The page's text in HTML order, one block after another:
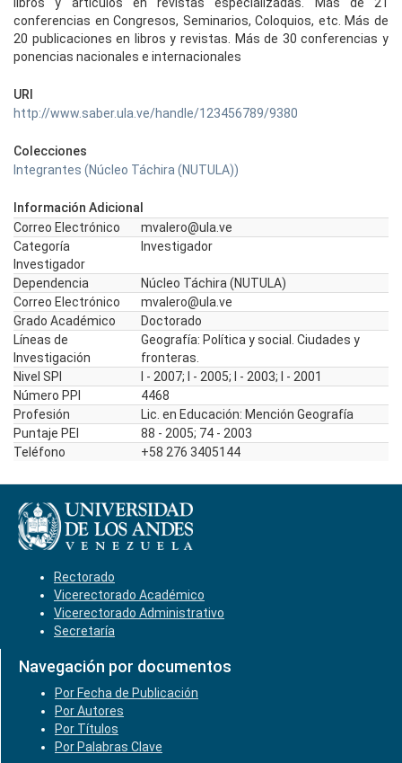
conferencias en Congresos, Seminarios, Coloquios, etc. Más de
20 publicaciones en libros y revistas. Más de 30 conferencias y
ponencias nacionales e internacionales
URI
http://www.saber.ula.ve/handle/123456789/9380
Colecciones
Integrantes (Núcleo Táchira (NUTULA))
Información Adicional
Correo Electrónico
mvalero@ula.ve
Categoría
Investigador
Investigador
Dependencia
Núcleo Táchira (NUTULA)
Correo Electrónico
mvalero@ula.ve
Grado Académico
Doctorado
Líneas de
Investigación
Geografía: Política y social. Ciudades y
fronteras.
Nivel SPI
I - 2007; I - 2005; I - 2003; I - 2001
Número PPI
4468
Profesión
Lic. en Educación: Mención Geografía
Puntaje PEI
88 - 2005; 74 - 2003
Teléfono
+58 276 3405144
Rectorado
Vicerectorado Académico
Vicerectorado Administrativo
Secretaría
Navegación por documentos
Por Fecha de Publicación
Por Autores
Por Títulos
Por Palabras Clave